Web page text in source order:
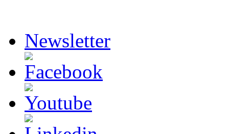
Newsletter